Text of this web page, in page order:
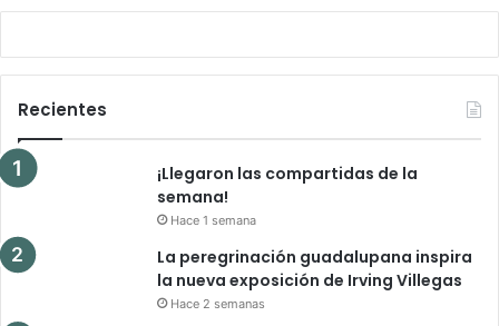
Recientes
¡Llegaron las compartidas de la
semana!
Hace 1 semana
La peregrinación guadalupana inspira
la nueva exposición de Irving Villegas
Hace 2 semanas